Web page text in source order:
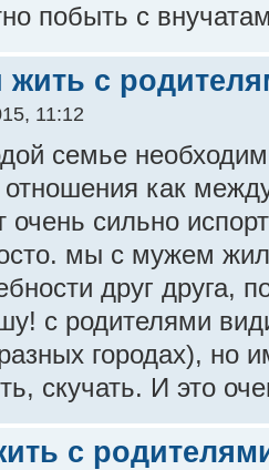
побыть с
жить с
11:12
семье
отношения как
очень сильно
мы с мужем
друг друга,
с родителями
городах), но
скучать. И это
с